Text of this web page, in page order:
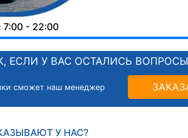
7:00 - 22:00
ЕСЛИ У ВАС ОСТАЛИСЬ ВОПРОСЫ
сможет наш менеджер
У НАС?